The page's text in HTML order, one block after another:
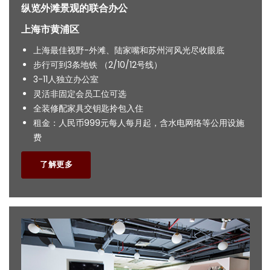
纵览外滩景观的联合办公
上海市黄浦区
上海最佳视野-外滩、陆家嘴和苏州河风光尽收眼底
步行可到3条地铁 （2/10/12号线）
3-11人独立办公室
灵活非固定会员工位可选
全装修配家具交钥匙拎包入住
租金：人民币999元每人每月起，含水电网络等公用设施
费
了解更多